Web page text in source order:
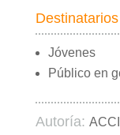
Destinatarios
Jóvenes
Público en
Autoría: